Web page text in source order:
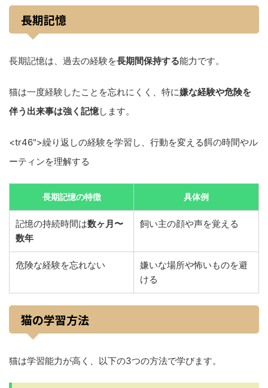
長期記憶
長期記憶は、過去の経験を長期間保持する能力です。
猫は一度経験したことを忘れにくく、特に嫌な経験や危険を
伴う出来事は強く記憶します。
<tr46">繰り返しの経験を学習し、行動を変える餌の時間やル
ーティンを理解する
長期記憶の特徴 具体例
記憶の持続時間は数ヶ月〜
数年
飼い主の顔や声を覚える
危険な経験を忘れない
嫌いな場所や怖いものを避
ける
猫の学習方法
猫は学習能力が高く、以下の3つの方法で学びます。